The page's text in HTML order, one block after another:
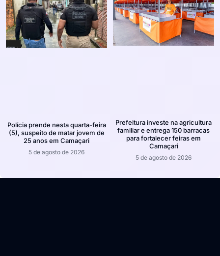
Polícia prende nesta quarta-feira
(5), suspeito de matar jovem de
25 anos em Camaçari
5 de agosto de 2026
Prefeitura investe na agricultura
familiar e entrega 150 barracas
para fortalecer feiras em
Camaçari
5 de agosto de 2026